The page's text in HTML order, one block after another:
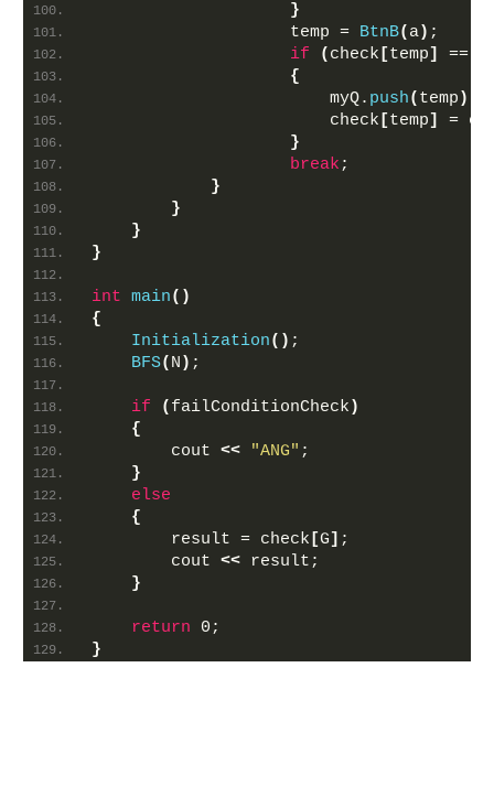
}
                    temp =
BtnB( a) ;
if
( check [temp] == 0
{
                        myQ.
push( temp )
                        check
[temp]
=
}
break;
}
}
}
}
int main()
{
Initialization() ;
BFS( N ) ;
if ( failConditionCheck )
{
        cout
<< "ANG" ;
}
else
{
        result = check
[G] ;
        cout
<< result;
}
return 0;
}